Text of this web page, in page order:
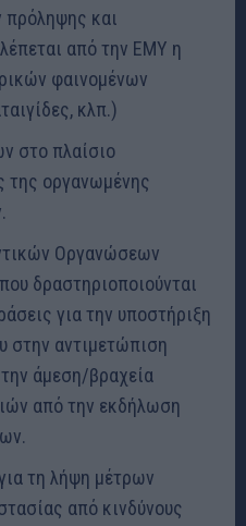
πρόληψης και
από την ΕΜΥ η
φαινομένων
κλπ.)
στο πλαίσιο
της οργανωμένης
Οργανώσεων
δραστηριοποιούνται
για την υποστήριξη
στην αντιμετώπιση
άμεση/βραχεία
από την εκδήλωση
τη λήψη μέτρων
από κινδύνους